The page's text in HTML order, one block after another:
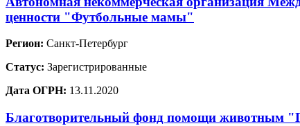
ценности "Футбольные мамы"
Регион: Санкт-Петербург
Статус: Зарегистрированные
Дата ОГРН: 13.11.2020
Благотворительный фонд помощи животным